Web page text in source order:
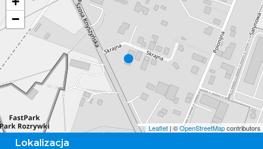
−
Leaflet | ©OpenStreetMapcontributors
Lokalizacja